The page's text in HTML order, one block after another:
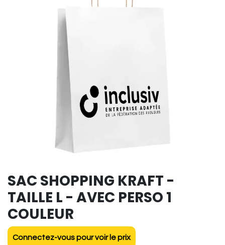
SAC SHOPPING KRAFT -
TAILLE L - AVEC PERSO 1
COULEUR
Connectez-vous pour voir le prix